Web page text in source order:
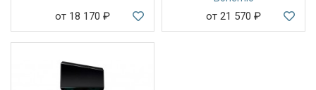
от 18 170 ₽ от 21 570 ₽